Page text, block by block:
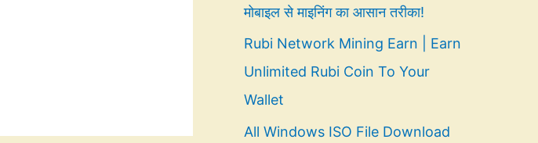
मोबाइल से माइनिंग का आसान तरीका!
Rubi Network Mining Earn | Earn
Unlimited Rubi Coin To Your
Wallet
All Windows ISO File Download